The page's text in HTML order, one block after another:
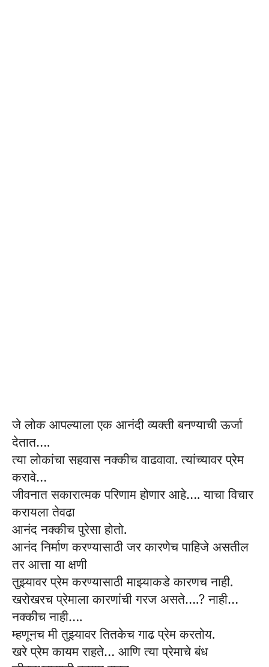
जे लोक आपल्याला एक आनंदी व्यक्ती बनण्याची ऊर्जा
देतात….
त्या लोकांचा सहवास नक्कीच वाढवावा. त्यांच्यावर प्रेम
करावे…
जीवनात सकारात्मक परिणाम होणार आहे…. याचा विचार
करायला तेवढा
आनंद नक्कीच पुरेसा होतो.
आनंद निर्माण करण्यासाठी जर कारणेच पाहिजे असतील
तर आत्ता या क्षणी
तुझ्यावर प्रेम करण्यासाठी माझ्याकडे कारणच नाही.
खरोखरच प्रेमाला कारणांची गरज असते….?नाही…
नक्कीच नाही….
म्हणूनच मी तुझ्यावर तितकेच गाढ प्रेम करतोय.
खरे प्रेम कायम राहते… आणि त्या प्रेमाचे बंध